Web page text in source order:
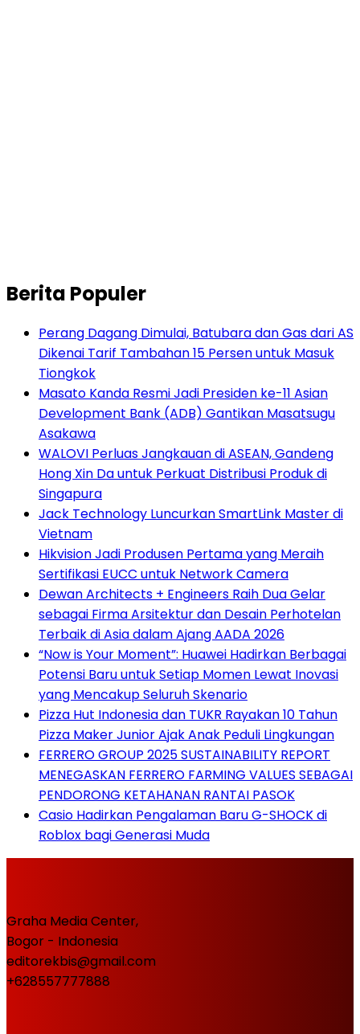
Berita Populer
Perang Dagang Dimulai, Batubara dan Gas dari AS
Dikenai Tarif Tambahan 15 Persen untuk Masuk
Tiongkok
Masato Kanda Resmi Jadi Presiden ke-11 Asian
Development Bank (ADB) Gantikan Masatsugu
Asakawa
WALOVI Perluas Jangkauan di ASEAN, Gandeng
Hong Xin Da untuk Perkuat Distribusi Produk di
Singapura
Jack Technology Luncurkan SmartLink Master di
Vietnam
Hikvision Jadi Produsen Pertama yang Meraih
Sertifikasi EUCC untuk Network Camera
Dewan Architects + Engineers Raih Dua Gelar
sebagai Firma Arsitektur dan Desain Perhotelan
Terbaik di Asia dalam Ajang AADA 2026
“Now is Your Moment”: Huawei Hadirkan Berbagai
Potensi Baru untuk Setiap Momen Lewat Inovasi
yang Mencakup Seluruh Skenario
Pizza Hut Indonesia dan TUKR Rayakan 10 Tahun
Pizza Maker Junior Ajak Anak Peduli Lingkungan
FERRERO GROUP 2025 SUSTAINABILITY REPORT
MENEGASKAN FERRERO FARMING VALUES SEBAGAI
PENDORONG KETAHANAN RANTAI PASOK
Casio Hadirkan Pengalaman Baru G-SHOCK di
Roblox bagi Generasi Muda
Graha Media Center,
Bogor - Indonesia
editorekbis@gmail.com
+628557777888